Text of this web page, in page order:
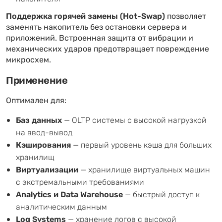
Поддержка горячей замены (Hot-Swap) позволяет
заменять накопитель без остановки сервера и
приложений. Встроенная защита от вибрации и
механических ударов предотвращает повреждение
микросхем.
Применение
Оптимален для:
Баз данных — OLTP системы с высокой нагрузкой
на ввод-вывод
Кэширования — первый уровень кэша для больших
хранилищ
Виртуализации — хранилище виртуальных машин
с экстремальными требованиями
Analytics и Data Warehouse — быстрый доступ к
аналитическим данным
Log Systems — хранение логов с высокой